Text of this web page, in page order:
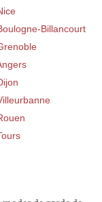
Billancourt